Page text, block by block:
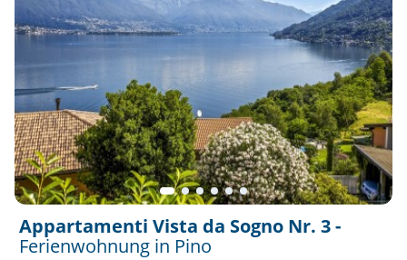
Appartamenti Vista da Sogno Nr. 3 -
Ferienwohnung in Pino